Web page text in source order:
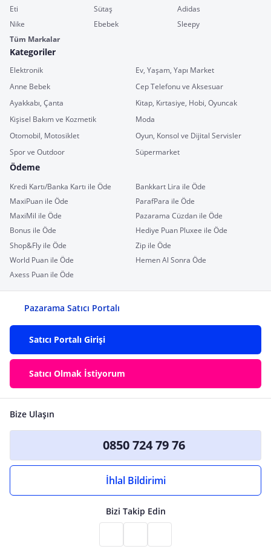
Eti
Sütaş
Adidas
Nike
Ebebek
Sleepy
Tüm Markalar
Kategoriler
Elektronik
Ev, Yaşam, Yapı Market
Anne Bebek
Cep Telefonu ve Aksesuar
Ayakkabı, Çanta
Kitap, Kırtasiye, Hobi, Oyuncak
Kişisel Bakım ve Kozmetik
Moda
Otomobil, Motosiklet
Oyun, Konsol ve Dijital Servisler
Spor ve Outdoor
Süpermarket
Ödeme
Kredi Kartı/Banka Kartı ile Öde
Bankkart Lira ile Öde
MaxiPuan ile Öde
ParafPara ile Öde
MaxiMil ile Öde
Pazarama Cüzdan ile Öde
Bonus ile Öde
Hediye Puan Pluxee ile Öde
Shop&Fly ile Öde
Zip ile Öde
World Puan ile Öde
Hemen Al Sonra Öde
Axess Puan ile Öde
Pazarama Satıcı Portalı
Satıcı Portalı Girişi
Satıcı Olmak İstiyorum
Bize Ulaşın
0850 724 79 76
İhlal Bildirimi
Bizi Takip Edin